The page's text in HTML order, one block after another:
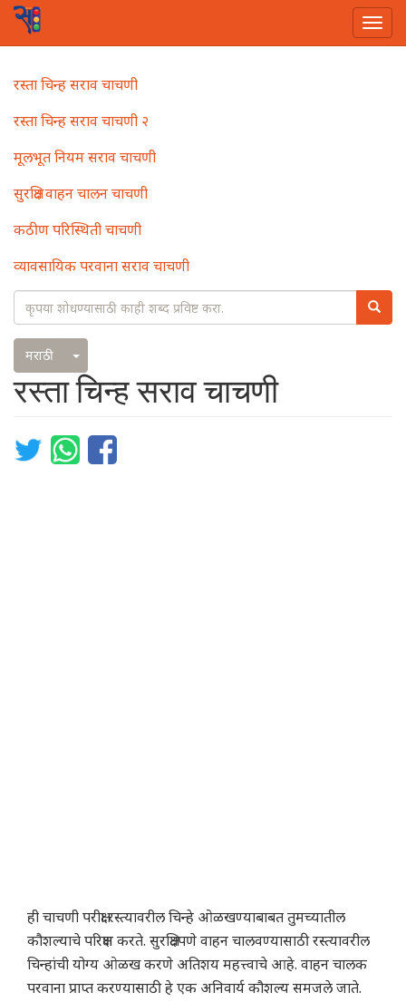
main
Main
navigation
रस्ता चिन्ह सराव चाचणी
रस्ता चिन्ह सराव चाचणी २
मूलभूत नियम सराव चाचणी
सुरक्षित वाहन चालन चाचणी
कठीण परिस्थिती चाचणी
व्यावसायिक परवाना सराव चाचणी
Search
Search
मराठी Toggle Dropdown
रस्ता चिन्ह सराव चाचणी
ही चाचणी परीक्षा रस्त्यावरील चिन्हे ओळखण्याबाबत तुमच्यातील
कौशल्याचे परिक्षण करते. सुरक्षितपणे वाहन चालवण्यासाठी रस्त्यावरील
चिन्हांची योग्य ओळख करणे अतिशय महत्त्वाचे आहे. वाहन चालक
परवाना प्राप्त करण्यासाठी हे एक अनिवार्य कौशल्य समजले जाते.